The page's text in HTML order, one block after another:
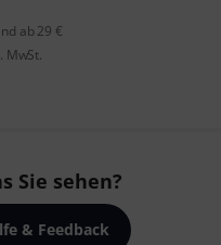
ab 29 €
MwSt.
Sie sehen?
& Feedback